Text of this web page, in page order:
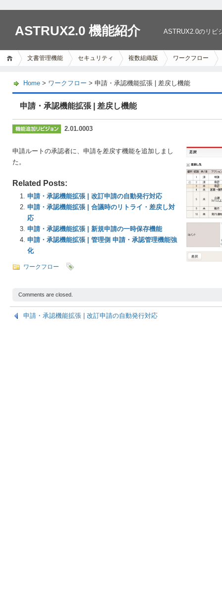
ASTRUX2.0 機能紹介 ASTRUX2.0のリビ
文書管理機能 セキュリティ 複数組織版 ワークフロー
Home > ワークフロー > 申請・承認機能拡張 | 差戻し機能
申請・承認機能拡張 | 差戻し機能
2.01.0003
申請ルートの承認者に、申請を差戻す機能を追加しまし
た。
Related Posts:
申請・承認機能拡張 | 改訂申請の自動発行対応
申請・承認機能拡張 | 合議時のリトライ・差戻し対
応
申請・承認機能拡張 | 新規申請の一時保存機能
申請・承認機能拡張 | 管理側 申請・承認管理機能強
化
ワークフロー
Comments are closed.
申請・承認機能拡張 | 改訂申請の自動発行対応